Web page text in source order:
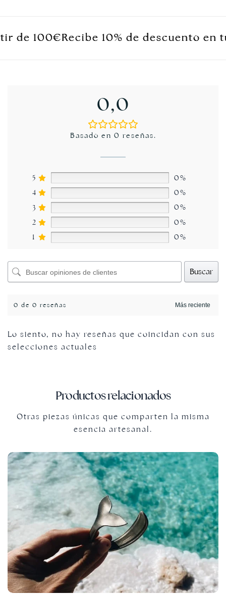
100€Recibe 10% de descuento en tu
100€Recibe 10% de descuento en tu
100€Recibe 10% de descuento en tu
0,0
Basado en 0 reseñas.
5
0%
4
0%
3
0%
2
0%
1
0%
Buscar
0 de 0 reseñas
Lo siento, no hay reseñas que coincidan con sus
selecciones actuales
Productos relacionados
Otras piezas únicas que comparten la misma
esencia artesanal.